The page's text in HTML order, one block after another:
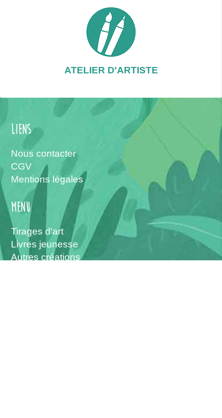
ATELIER D'ARTISTE
Liens
Nous contacter
CGV
Mentions légales
menu
Tirages d'art
Livres jeunesse
Autres créations